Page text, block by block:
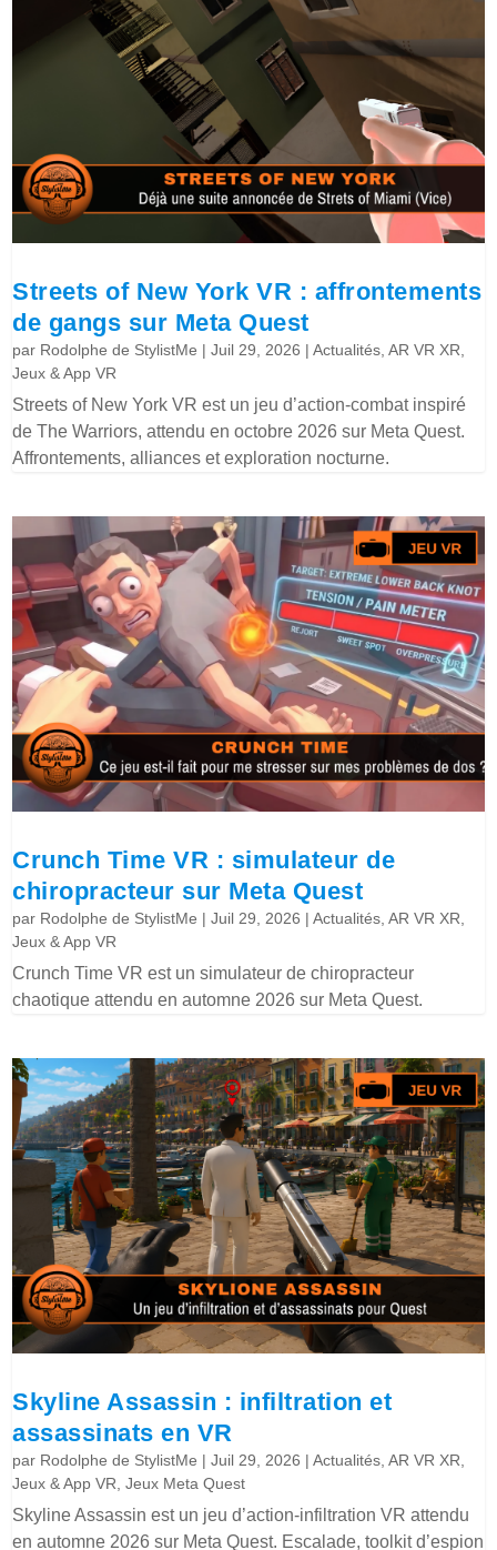
Streets of New York VR : affrontements
de gangs sur Meta Quest
par Rodolphe de StylistMe |Juil 29, 2026 |Actualités ,AR VR XR
Jeux & App VR
Streets of New York VR est un jeu d’action-combat inspiré
de The Warriors, attendu en octobre 2026 sur Meta Quest.
Affrontements, alliances et exploration nocturne.
Crunch Time VR : simulateur de
chiropracteur sur Meta Quest
par Rodolphe de StylistMe |Juil 29, 2026 |Actualités ,AR VR XR
Jeux & App VR
Crunch Time VR est un simulateur de chiropracteur
chaotique attendu en automne 2026 sur Meta Quest.
Skyline Assassin : infiltration et
assassinats en VR
par Rodolphe de StylistMe |Juil 29, 2026 |Actualités ,AR VR XR
Jeux & App VR ,Jeux Meta Quest
Skyline Assassin est un jeu d’action-infiltration VR attendu
en automne 2026 sur Meta Quest. Escalade, toolkit d’espion